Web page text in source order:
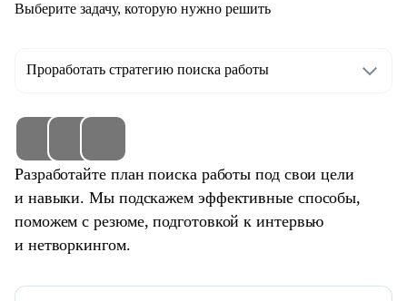
Выберите задачу, которую нужно решить
Проработать стратегию поиска работы
Разработайте план поиска работы под свои цели
и навыки. Мы подскажем эффективные способы,
поможем с резюме, подготовкой к интервью
и нетворкингом.